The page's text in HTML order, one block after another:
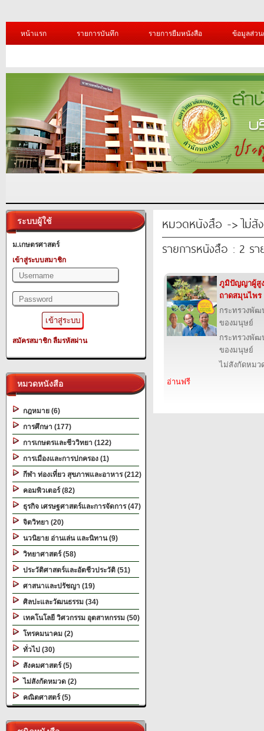
หน้าแรก รายการบันทึก รายการยืมหนังสือ ข้อมูลส่ว
ระบบผู้ใช้
ม.เกษตรศาสตร์
เข้าสู่ระบบสมาชิก
สมัครสมาชิก ลืมรหัสผ่าน
หมวดหนังสือ
กฎหมาย (6)
การศึกษา (177)
การเกษตรและชีววิทยา (122)
การเมืองและการปกครอง (1)
กีฬา ท่องเที่ยว สุขภาพและอาหาร (212)
คอมพิวเตอร์ (82)
ธุรกิจ เศรษฐศาสตร์และการจัดการ (47)
จิตวิทยา (20)
นวนิยาย อ่านเล่น และนิทาน (9)
วิทยาศาสตร์ (58)
ประวัติศาสตร์และอัตชีวประวัติ (51)
ศาสนาและปรัชญา (19)
ศิลปะและวัฒนธรรม (34)
เทคโนโลยี วิศวกรรม อุตสาหกรรม (50)
โทรคมนาคม (2)
ทั่วไป (30)
สังคมศาสตร์ (5)
ไม่สังกัดหมวด (2)
คณิตศาสตร์ (5)
หมวดหนังสือ -> ไม่สั
รายการหนังสือ : 2 รา
ภูมิปัญญาผู้สู
ถาดสมุนไพร
กระทรวงพั
ของมนุษย์
กระทรวงพั
ของมนุษย์
ไม่สังกัดหมว
อ่านฟรี